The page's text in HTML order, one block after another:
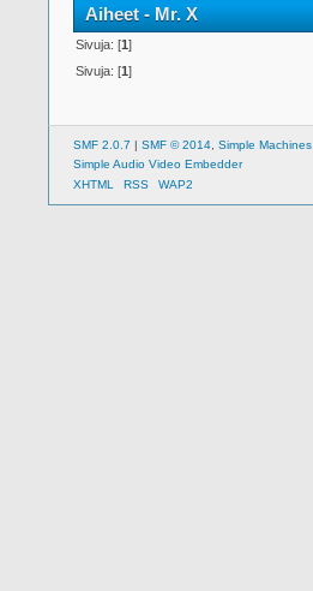
Aiheet - Mr. X
Sivuja: [1]
Sivuja: [1]
SMF 2.0.7 | SMF © 2014 Simple Machines
Simple Audio Video Embedder
XHTML
RSS WAP2